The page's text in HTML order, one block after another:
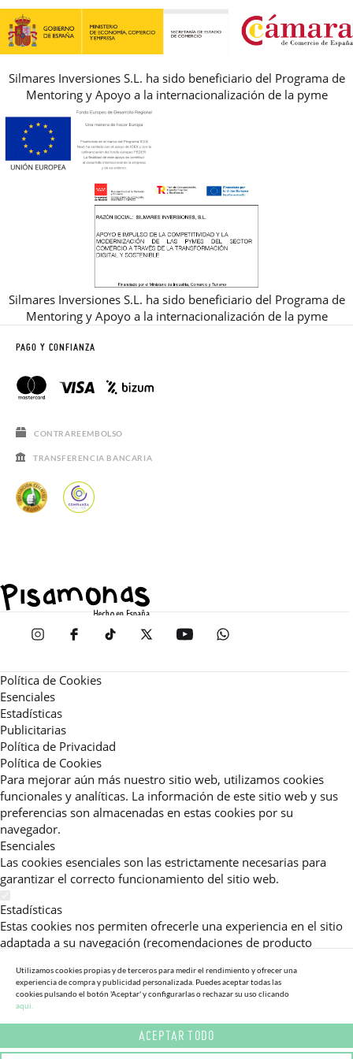
REBAJAS
Silmares Inversiones S.L. ha sido beneficiario del Programa de
Mentoring y Apoyo a la internacionalización de la pyme
Silmares Inversiones S.L. ha sido beneficiario del Programa de
Mentoring y Apoyo a la internacionalización de la pyme
PAGO Y CONFIANZA
CONTRAREEMBOLSO
TRANSFERENCIA BANCARIA
Política de Cookies
Esenciales
Estadísticas
Publicitarias
Política de Privacidad
Política de Cookies
Para mejorar aún más nuestro sitio web, utilizamos cookies
funcionales y analíticas. La información de este sitio web y sus
preferencias son almacenadas en estas cookies por su
navegador.
Esenciales
Las cookies esenciales son las estrictamente necesarias para
garantizar el correcto funcionamiento del sitio web.
Estadísticas
Estas cookies nos permiten ofrecerle una experiencia en el sitio
adaptada a su navegación (recomendaciones de producto
consultadas, etc).Al activar esta cookie, nos ayuda a mejorar aún
más su experiencia.
Publicitarias
Estas cookies permiten a nuestros socios publicitarios enviarle
Utilizamos cookies propias y de terceros para medir el rendimiento y ofrecer una
experiencia de compra y publicidad personalizada. Puedes aceptar todas las
cookies pulsando el botón 'Aceptar' y configurarlas o rechazar su uso clicando
aqui.
ACEPTAR TODO